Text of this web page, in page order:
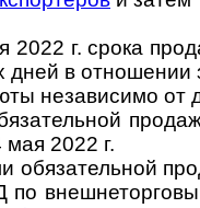
2022 г. срока
дней в
неза­ви­симо от
2022 г.
обя­за­тель­ной
по